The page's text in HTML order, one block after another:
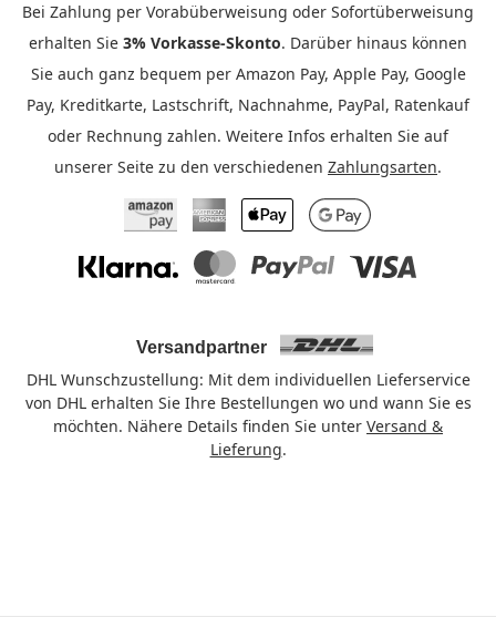
Bei Zahlung per Vorabüberweisung oder Sofortüberweisung
erhalten Sie 3% Vorkasse-Skonto. Darüber hinaus können
Sie auch ganz bequem per Amazon Pay, Apple Pay, Google
Pay, Kreditkarte, Lastschrift, Nachnahme, PayPal, Ratenkauf
oder Rechnung zahlen. Weitere Infos erhalten Sie auf
unserer Seite zu den verschiedenen Zahlungsarten.
Amazon PayAmerican Express
Apple PayGoogle Pay
Klarna MastercardPayPal Visa
Versandpartner
DHL Wunschzustellung: Mit dem individuellen Lieferservice
von DHL erhalten Sie Ihre Bestellungen wo und wann Sie es
möchten. Nähere Details finden Sie unter Versand &
Lieferung.